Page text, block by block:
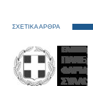
ΣΧΕΤΙΚΑ ΑΡΘΡΑ